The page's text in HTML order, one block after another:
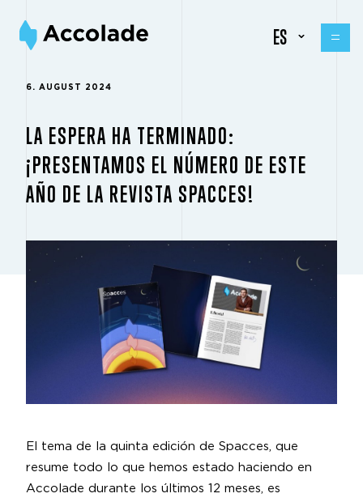
ES
6. AUGUST 2024
LA ESPERA HA TERMINADO:
¡PRESENTAMOS EL NÚMERO DE ESTE
AÑO DE LA REVISTA SPACCES!
El tema de la quinta edición de Spacces, que
resume todo lo que hemos estado haciendo en
Accolade durante los últimos 12 meses, es